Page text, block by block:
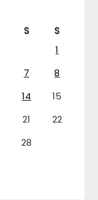
S
S
1
7
8
14
15
21
22
28